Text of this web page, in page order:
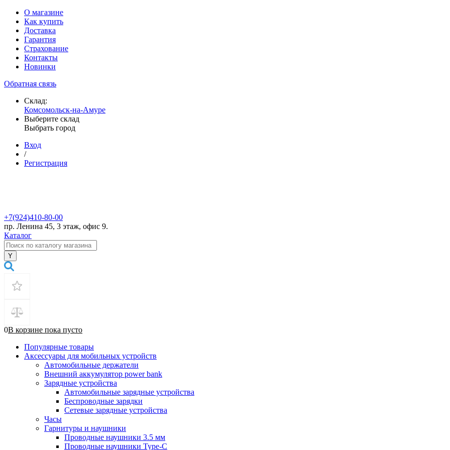
О магазине
Как купить
Доставка
Гарантия
Страхование
Контакты
Новинки
Обратная связь
Склад:
Комсомольск-на-Амуре
Выберите склад
Выбрать город
Вход
/
Регистрация
+7(924)410-80-00
пр. Ленина 45, 3 этаж, офис 9.
Каталог
0В корзине пока пусто
Популярные товары
Аксессуары для мобильных устройств
Автомобильные держатели
Внешний аккумулятор power bank
Зарядные устройства
Автомобильные зарядные устройства
Беспроводные зарядки
Сетевые зарядные устройства
Часы
Гарнитуры и наушники
Проводные наушники 3.5 мм
Проводные наушники Type-C